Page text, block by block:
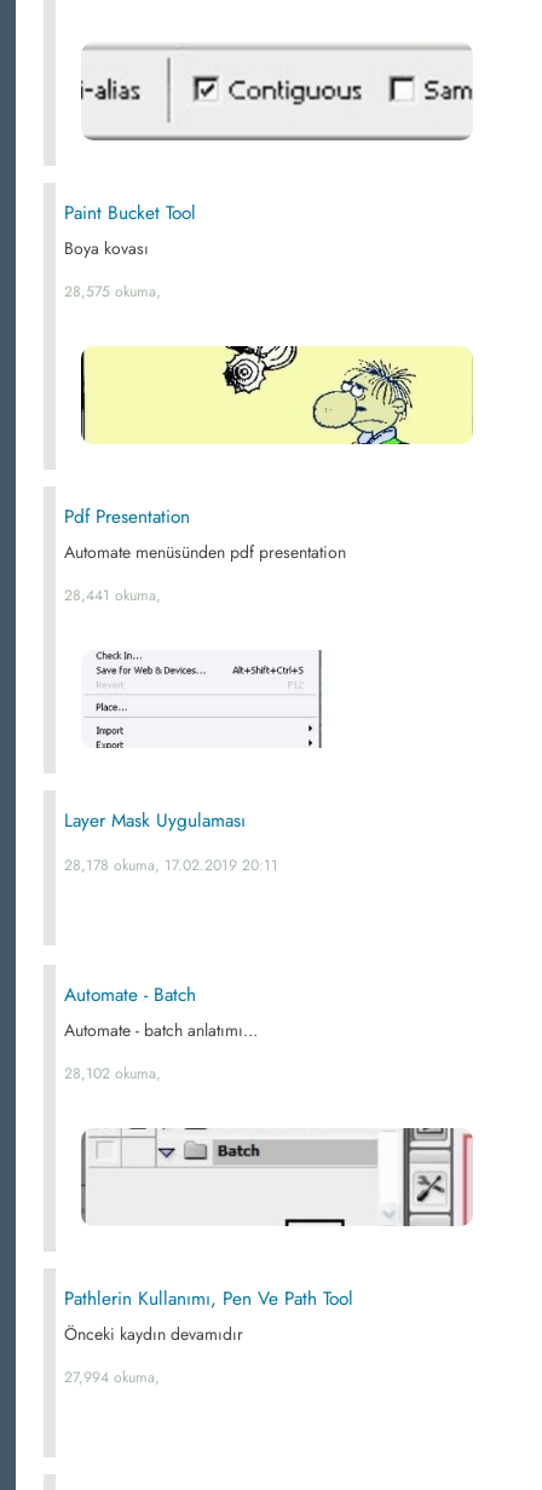
Paint Bucket Tool
Boya kovası
28,575 okuma,
Pdf Presentation
Automate menüsünden pdf presentation
28,441 okuma,
Layer Mask Uygulaması
28,178 okuma, 17.02.2019 20:11
Automate - Batch
Automate - batch anlatımı...
28,102 okuma,
Pathlerin Kullanımı, Pen Ve Path Tool
Önceki kaydın devamıdır
27,994 okuma,